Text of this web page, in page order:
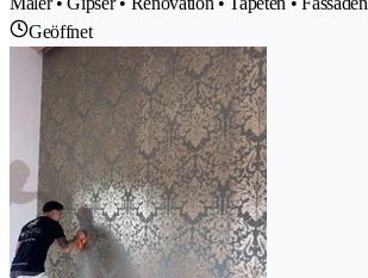
Geöffnet